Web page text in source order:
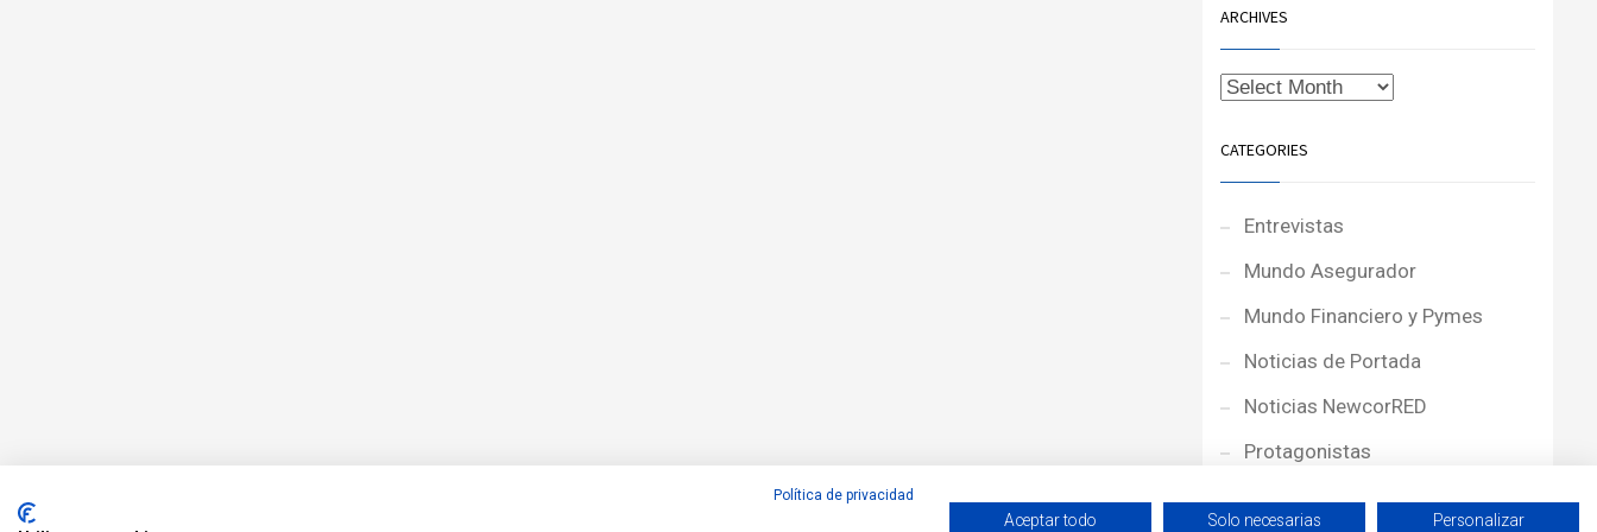
ARCHIVES
CATEGORIES
Entrevistas
Mundo Asegurador
Mundo Financiero y Pymes
Noticias de Portada
Noticias NewcorRED
Protagonistas
Reportajes
Política de privacidad
Aceptar todo Solo necesarias Personalizar